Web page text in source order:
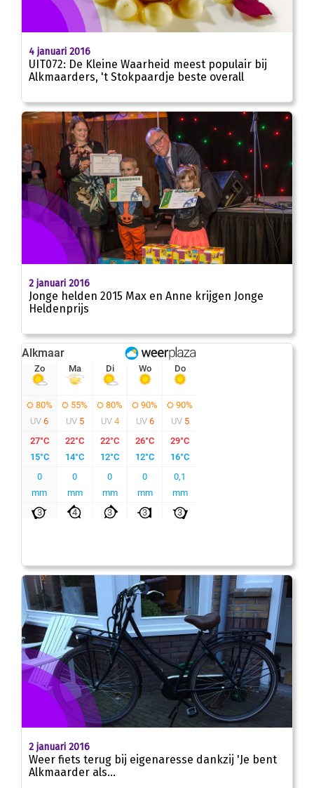
4 januari 2016
UIT072: De Kleine Waarheid meest populair bij
Alkmaarders, 't Stokpaardje beste overall
2 januari 2016
Jonge helden 2015 Max en Anne krijgen Jonge
Heldenprijs
2 januari 2016
Weer fiets terug bij eigenaresse dankzij 'Je bent
Alkmaarder als...